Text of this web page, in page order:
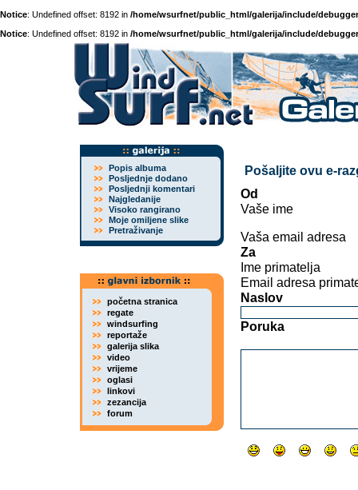
Notice: Undefined offset: 8192 in /home/wsurfnet/public_html/galerija/include/
Notice: Undefined offset: 8192 in /home/wsurfnet/public_html/galerija/include/
Popis albuma
Posljednje dodano
Posljednji komentari
Najgledanije
Visoko rangirano
Moje omiljene slike
Pretraživanje
početna stranica
regate
windsurfing
reportaže
galerija slika
video
vrijeme
oglasi
linkovi
zezancija
forum
Pošaljite ovu e-
Od
Vaše ime
Vaša email adresa
Za
Ime primatelja
Email adresa
Naslov
Poruka